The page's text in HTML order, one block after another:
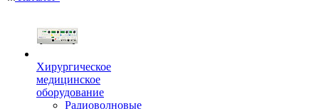
Хирургическое
медицинское
оборудование
Радиоволновые